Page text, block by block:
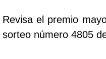
Revisa el premio
sorteo número 4805